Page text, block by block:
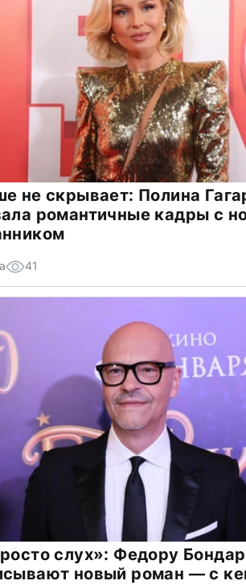
не скрывает: Полина
романтичные кадры с
41
слух»: Федору
новый роман — с